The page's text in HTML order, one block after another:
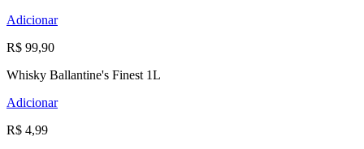
Adicionar
R$ 99,90
Whisky Ballantine's Finest 1L
Adicionar
R$ 4,99